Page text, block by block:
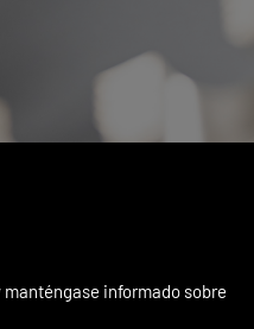
informado sobre